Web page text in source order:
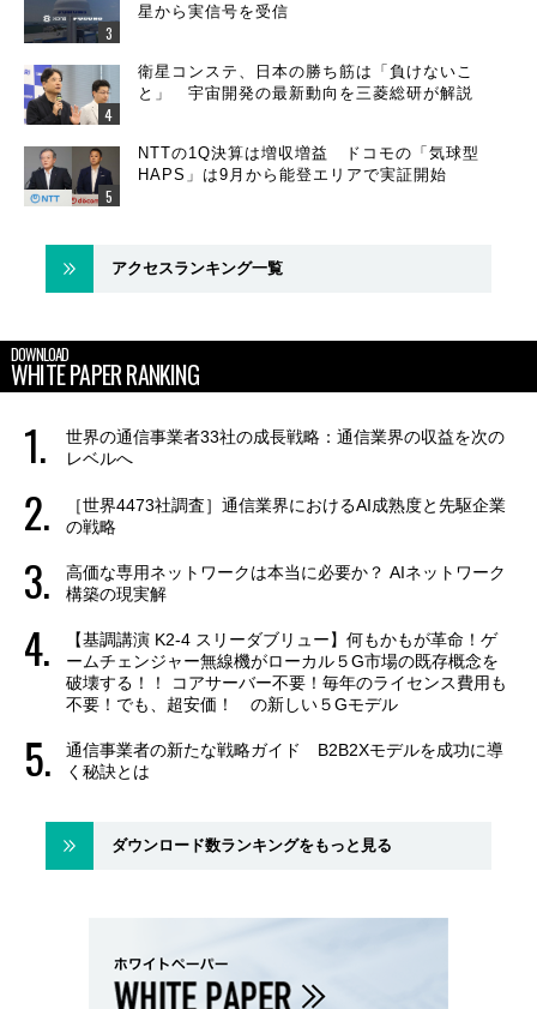
星から実信号を受信
衛星コンステ、日本の勝ち筋は「負けないこ
と」 宇宙開発の最新動向を三菱総研が解説
NTTの1Q決算は増収増益 ドコモの「気球型
HAPS」は9月から能登エリアで実証開始
アクセスランキング一覧
DOWNLOAD
WHITE PAPER RANKING
世界の通信事業者33社の成長戦略：通信業界の収益を次の
レベルへ
［世界4473社調査］通信業界におけるAI成熟度と先駆企業
の戦略
高価な専用ネットワークは本当に必要か？ AIネットワーク
構築の現実解
【基調講演 K2-4 スリーダブリュー】何もかもが革命！ゲ
ームチェンジャー無線機がローカル５G市場の既存概念を
破壊する！！ コアサーバー不要！毎年のライセンス費用も
不要！でも、超安価！ の新しい５Gモデル
通信事業者の新たな戦略ガイド B2B2Xモデルを成功に導
く秘訣とは
ダウンロード数ランキングをもっと見る